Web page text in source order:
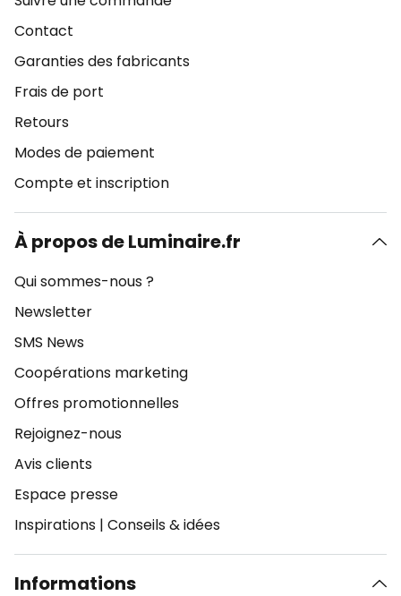
Contact
Garanties des fabricants
Frais de port
Retours
Modes de paiement
Compte et inscription
À propos de Luminaire.fr
Qui sommes-nous ?
Newsletter
SMS News
Coopérations marketing
Offres promotionnelles
Rejoignez-nous
Avis clients
Espace presse
Inspirations | Conseils & idées
Informations